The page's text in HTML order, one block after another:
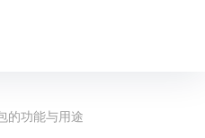
的功能与用途